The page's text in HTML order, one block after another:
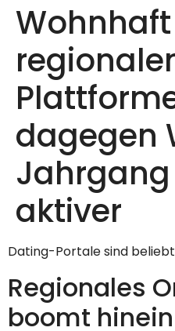
Wohnhaft
dagegen
aktiver
Dating-Portale sind beliebt
Regionales
boomt